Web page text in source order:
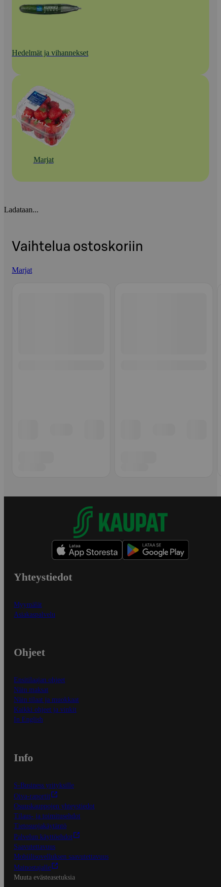
Hedelmät ja vihannekset
Marjat
Ladataan...
Vaihtelua ostoskoriin
Marjat
Yhteystiedot
Myymälät
Asiakaspalvelu
Ohjeet
Ensitilaajan ohjeet
Näin maksat
Näin tilaat ja muokkaat
Kaikki ohjeet ja vinkit
In English
Info
S-Business yrityksille
Oiva-raportit
Osuuskauppojen yhteystiedot
Tilaus- ja toimitusehdot
Tietosuojakäytäntö
Palvelun käyttöehdot
Saavutettavuus
Mobiilisovelluksen saavutettavuus
Mainostajalle
Muuta evästeasetuksia